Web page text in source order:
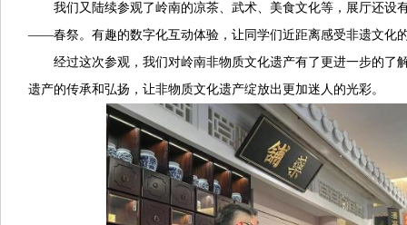
我们又陆续参观了岭南的凉茶、武术、美食文化等，展厅还设
——春祭。有趣的数字化互动体验，让同学们近距离感受非遗文化
经过这次参观，我们对岭南非物质文化遗产有了更进一步的了
遗产的传承和弘扬，让非物质文化遗产绽放出更加迷人的光彩。